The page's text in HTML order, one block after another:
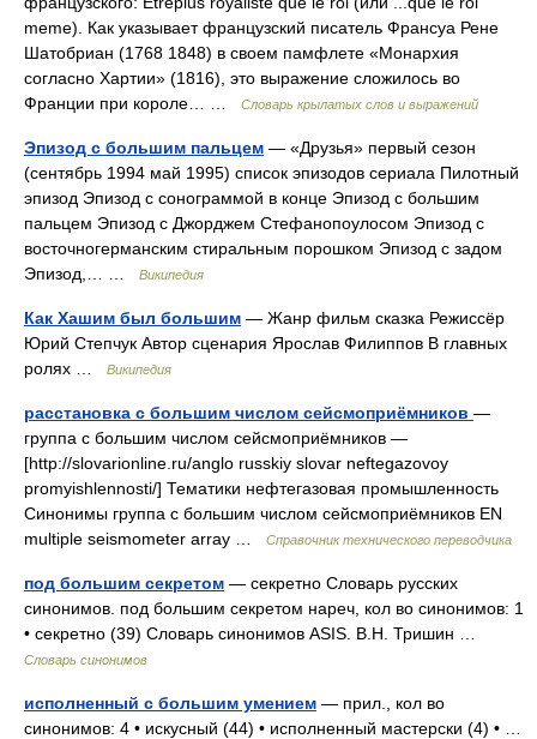
meme). Как указывает французский писатель Франсуа Рене
Шатобриан (1768 1848) в своем памфлете «Монархия
согласно Хартии» (1816), это выражение сложилось во
Франции при короле… …
Словарь крылатых слов и выражений
Эпизод с большим пальцем — «Друзья» первый сезон
(сентябрь 1994 май 1995) список эпизодов сериала Пилотный
эпизод Эпизод с сонограммой в конце Эпизод с большим
пальцем Эпизод с Джорджем Стефанопоулосом Эпизод с
восточногерманским стиральным порошком Эпизод с задом
Эпизод,… …
Википедия
Как Хашим был большим — Жанр фильм сказка Режиссёр
Юрий Степчук Автор сценария Ярослав Филиппов В главных
ролях …
Википедия
расстановка с большим числом сейсмоприёмников —
группа с большим числом сейсмоприёмников —
[http://slovarionline.ru/anglo russkiy slovar neftegazovoy
promyishlennosti/] Тематики нефтегазовая промышленность
Синонимы группа с большим числом сейсмоприёмников EN
multiple seismometer array …
Справочник технического переводчика
под большим секретом — секретно Словарь русских
синонимов. под большим секретом нареч, кол во синонимов: 1
• секретно (39) Словарь синонимов ASIS. В.Н. Тришин …
Словарь синонимов
исполненный с большим умением — прил., кол во
синонимов: 4 • искусный (44) • исполненный мастерски (4) • …